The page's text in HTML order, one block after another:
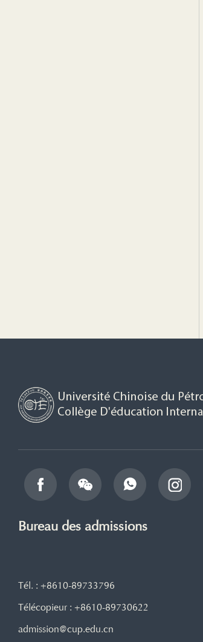
Bureau des admissions
Tél. : +8610-89733796
Télécopieur : +8610-89730622
admission@cup.edu.cn